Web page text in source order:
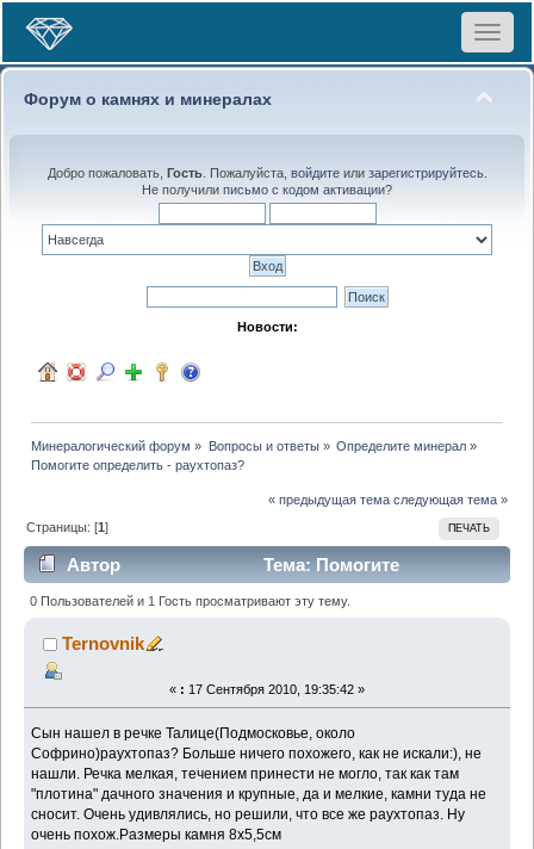
Toggle
Форум о камнях и минералах
Добро пожаловать, Гость. Пожалуйста, войдитеили зарегистрируйтесь.
Не получили письмо с кодом активации?
Новости:
Минералогический форум » Вопросы и ответы» Определите минерал»
Помогите определить - раухтопаз?
« предыдущая тема следующая тема »
ПЕЧАТЬ
Страницы: [1]
Автор
Тема: Помогите
определить - раухтопаз? (Прочитано 1817 раз)
0 Пользователей и 1 Гость просматривают эту тему.
Ternovnik
« : 17 Сентября 2010, 19:35:42 »
Сын нашел в речке Талице(Подмосковье, около
Софрино)раухтопаз? Больше ничего похожего, как не искали:), не
нашли. Речка мелкая, течением принести не могло, так как там
"плотина" дачного значения и крупные, да и мелкие, камни туда не
сносит. Очень удивлялись, но решили, что все же раухтопаз. Ну
очень похож.Размеры камня 8х5,5см